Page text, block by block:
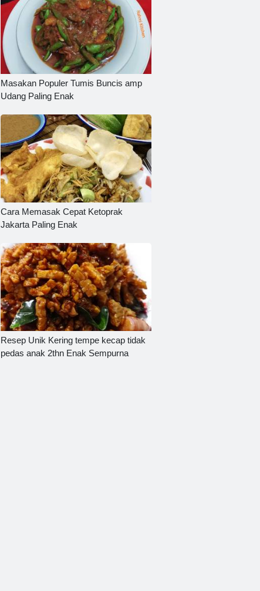
Masakan Populer Tumis Buncis amp
Udang Paling Enak
Cara Memasak Cepat Ketoprak
Jakarta Paling Enak
Resep Unik Kering tempe kecap tidak
pedas anak 2thn Enak Sempurna